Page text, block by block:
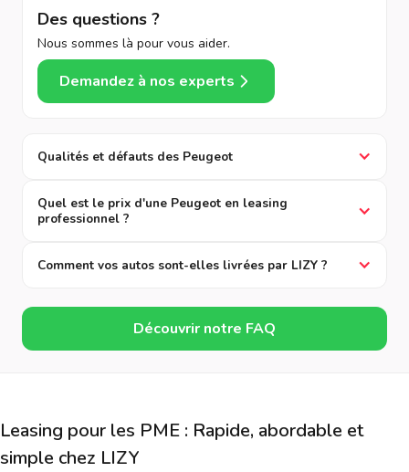
Des questions ?
Nous sommes là pour vous aider.
Demandez à nos experts
Qualités et défauts des Peugeot
Quel est le prix d'une Peugeot en leasing
professionnel ?
Comment vos autos sont-elles livrées par LIZY ?
Découvrir notre FAQ
Leasing pour les PME : Rapide, abordable et
simple chez LIZY